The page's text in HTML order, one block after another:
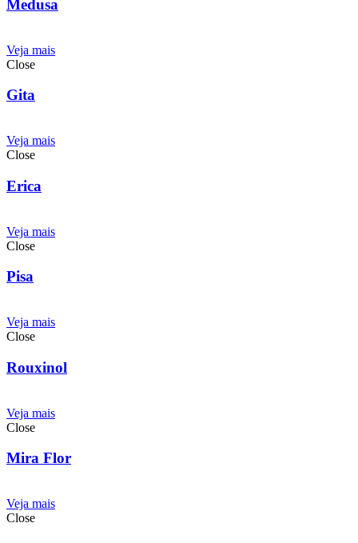
Medusa
Veja mais
Close
Gita
Veja mais
Close
Erica
Veja mais
Close
Pisa
Veja mais
Close
Rouxinol
Veja mais
Close
Mira Flor
Veja mais
Close